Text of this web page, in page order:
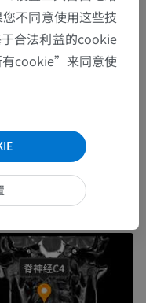
(2010). ‘Chapter 8: Head a
(2nd ed.) Churchill Livingst
Fujita K. Surgical anatomy of
不同意使用这些技
合法利益的cookie
cookie”来同意使